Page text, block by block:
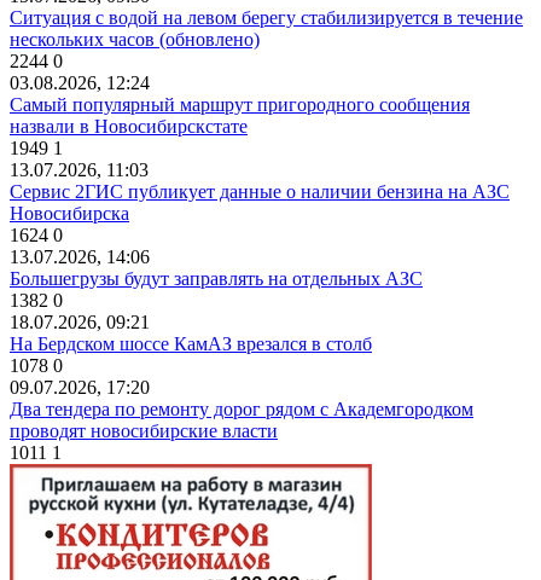
Ситуация с водой на левом берегу стабилизируется в течение
нескольких часов (обновлено)
2244 0
03.08.2026, 12:24
Самый популярный маршрут пригородного сообщения
назвали в Новосибирскстате
1949 1
13.07.2026, 11:03
Сервис 2ГИС публикует данные о наличии бензина на АЗС
Новосибирска
1624 0
13.07.2026, 14:06
Большегрузы будут заправлять на отдельных АЗС
1382 0
18.07.2026, 09:21
На Бердском шоссе КамАЗ врезался в столб
1078 0
09.07.2026, 17:20
Два тендера по ремонту дорог рядом с Академгородком
проводят новосибирские власти
1011 1